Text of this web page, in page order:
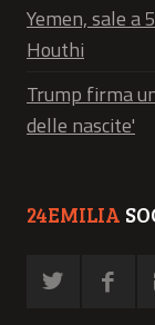
Yemen, sale a
Houthi
Trump firma
delle nascite'
24EMILIA